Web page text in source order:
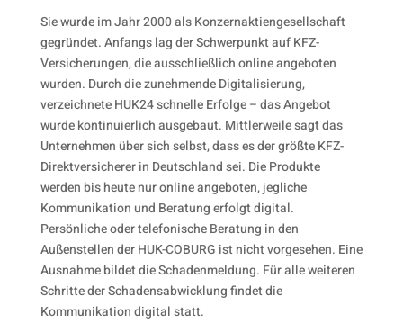
Sie wurde im Jahr 2000 als Konzernaktiengesellschaft
gegründet. Anfangs lag der Schwerpunkt auf KFZ-
Versicherungen, die ausschließlich online angeboten
wurden. Durch die zunehmende Digitalisierung,
verzeichnete HUK24 schnelle Erfolge – das Angebot
wurde kontinuierlich ausgebaut. Mittlerweile sagt das
Unternehmen über sich selbst, dass es der größte KFZ-
Direktversicherer in Deutschland sei. Die Produkte
werden bis heute nur online angeboten, jegliche
Kommunikation und Beratung erfolgt digital.
Persönliche oder telefonische Beratung in den
Außenstellen der HUK-COBURG ist nicht vorgesehen. Eine
Ausnahme bildet die Schadenmeldung. Für alle weiteren
Schritte der Schadensabwicklung findet die
Kommunikation digital statt.